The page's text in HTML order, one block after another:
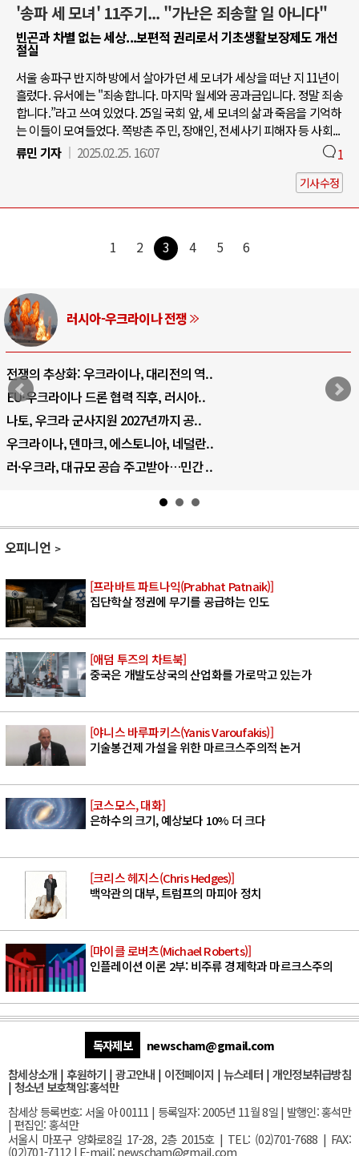
'송파 세 모녀' 11주기... "가난은 죄송할 일 아니다"
빈곤과 차별 없는 세상...보편적 권리로서 기초생활보장제도 개선
절실
서울 송파구 반지하 방에서 살아가던 세 모녀가 세상을 떠난 지 11년이
흘렀다. 유서에는 "죄송합니다. 마지막 월세와 공과금입니다. 정말 죄송
합니다.”라고 쓰여 있었다. 25일 국회 앞, 세 모녀의 삶과 죽음을 기억하
는 이들이 모여들었다. 쪽방촌 주민, 장애인, 전세사기 피해자 등 사회...
류민 기자
2025.02.25. 16:07 1
기사수정
1 2 3 4 5 6
러시아-우크라이나 전쟁
전쟁의 추상화: 우크라이나, 대리전의 역..
EU·우크라이나 드론 협력 직후, 러시아..
나토, 우크라 군사지원 2027년까지 공..
우크라이나, 덴마크, 에스토니아, 네덜란..
러·우크라, 대규모 공습 주고받아…민간 ..
오피니언
[프라바트 파트나익(Prabhat Patnaik)]
집단학살 정권에 무기를 공급하는 인도
[애덤 투즈의 차트북]
중국은 개발도상국의 산업화를 가로막고 있는가
[야니스 바루파키스(Yanis Varoufakis)]
기술봉건제 가설을 위한 마르크스주의적 논거
[코스모스, 대화]
은하수의 크기, 예상보다 10% 더 크다
[크리스 헤지스(Chris Hedges)]
백악관의 대부, 트럼프의 마피아 정치
[마이클 로버츠(Michael Roberts)]
인플레이션 이론 2부: 비주류 경제학과 마르크스주의
독자제보
newscham@gmail.com
참세상소개 | 후원하기 |광고안내 | 이전페이지 | 뉴스레터| 개인정보취급방침
| 청소년 보호책임:홍석만
참세상 등록번호: 서울 아 00111 | 등록일자: 2005년 11월 8일 | 발행인: 홍석만
| 편집인: 홍석만
서울시 마포구 양화로8길 17-28, 2층 2015호| TEL: (02)701-7688 | FAX:
(02)701-7112 | E-mail:newscham@gmail.com